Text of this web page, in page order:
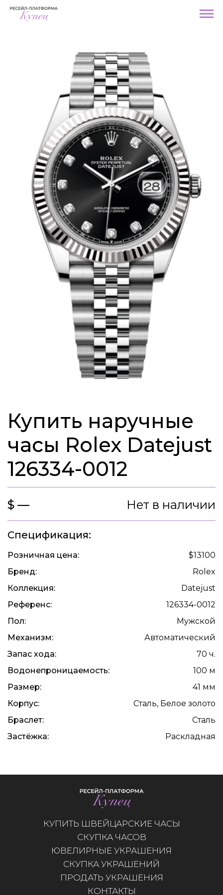
Купить наручные
часы Rolex Datejust
126334-0012
$ — Нет в наличии
Спецификация:
Розничная цена:
$13100
Бренд:
Rolex
Коллекция:
Datejust
Референс:
126334-0012
Пол:
Мужской
Механизм:
Автоматический
Запас хода:
70 ч.
Водонепроницаемость:
100 м
Размер:
41 мм
Корпус:
Сталь, Белое золото
Браслет:
Сталь
Застёжка:
Раскладная
КУПИТЬ ШВЕЙЦАРСКИЕ ЧАСЫ
СКУПКА ЧАСОВ
ЮВЕЛИРНЫЕ УКРАШЕНИЯ
СКУПКА УКРАШЕНИЙ
ПРОДАТЬ УКРАШЕНИЯ
КОНТАКТЫ